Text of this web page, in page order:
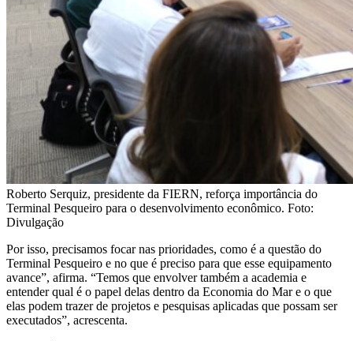
Roberto Serquiz, presidente da FIERN, reforça importância do
Terminal Pesqueiro para o desenvolvimento econômico. Foto:
Divulgação
Por isso, precisamos focar nas prioridades, como é a questão do
Terminal Pesqueiro e no que é preciso para que esse equipamento
avance”, afirma. “Temos que envolver também a academia e
entender qual é o papel delas dentro da Economia do Mar e o que
elas podem trazer de projetos e pesquisas aplicadas que possam ser
executados”, acrescenta.